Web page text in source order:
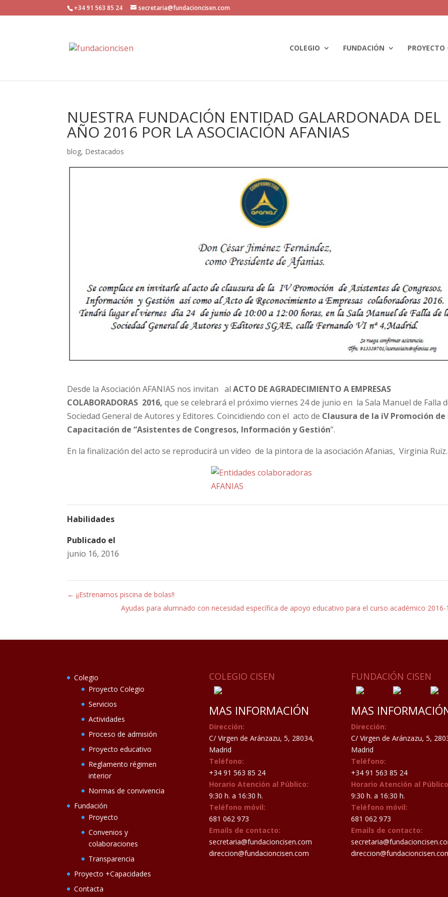
+34 91 563 85 24 secretaria@fundacioncisen.com
COLEGIO FUNDACIÓN PROYECTO
NUESTRA FUNDACIÓN ENTIDAD GALARDONADA DEL
AÑO 2016 POR LA ASOCIACIÓN AFANIAS
blog, Destacados
Desde la Asociación AFANIAS nos invitan alACTO DE AGRADECIMIENTO A EMPRESAS
COLABORADORAS 2016,que se celebrará el próximo viernes 24 de junio en la Sala Manuel de Falla
Sociedad General de Autores y Editores. Coincidiendo con el acto de Clausura de la iV Promoción de
Capacitación de “Asistentes de Congresos, Información y Gestión”.
En la finalización del acto se reproducirá un vídeo de la pintora de la asociación Afanias, Virginia Ruiz.
Habilidades
Publicado el
junio 16, 2016
← ¡¡Estrenamos piscina de bolas!!
Ayudas para alumnado con necesidad específica de apoyo educativo para el curso académico 2016-
Colegio
Proyecto Colegio
Servicios
Actividades
Proceso de admisión
Proyecto educativo
Reglamento régimen
interior
Normas de convivencia
Fundación
Proyecto
Convenios y
colaboraciones
Transparencia
Proyecto +Capacidades
Contacta
COLEGIO CISEN
MAS INFORMACIÓN
Dirección:
C/ Virgen de Aránzazu, 5, 28034,
Madrid
Teléfono:
+34 91 563 85 24
Horario Atención al Público:
9:30 h. a 16:30 h.
Teléfono móvil:
681 062 973
Emails de contacto:
secretaria@fundacioncisen.com
direccion@fundacioncisen.com
FUNDACIÓN CISEN
MAS
Dirección:
C/ Virgen de Aránzazu, 5,
Madrid
Teléfono:
+34 91 563 85 24
Horario Atención al
9:30 h. a 16:30 h.
Teléfono móvil:
681 062 973
Emails de contacto: